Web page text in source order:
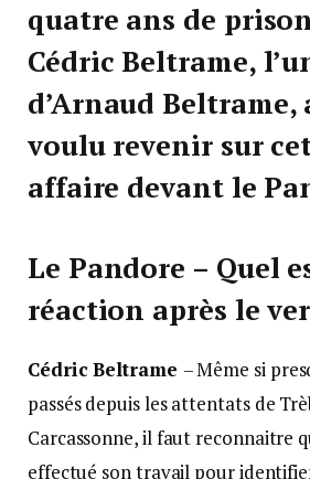
quatre ans de
Cédric Beltrame,
d’Arnaud Beltrame,
voulu revenir sur
affaire devant le
Le Pandore – Quel
réaction après le
Cédric Beltrame – Même si
passés depuis les attentats de
Carcassonne, il faut reconnaitre
effectué son travail pour